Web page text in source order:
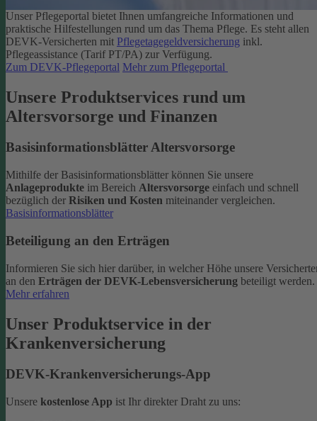
Unser Pflegeportal bietet Ihnen umfangreiche Informationen und
praktische Hilfestellungen rund um das Thema Pflege. Es steht allen
DEVK-Versicherten mit Pflegetagegeldversicherung inkl.
Pflegeassistance (Tarif PT/PA) zur Verfügung.
Zum DEVK-Pflegeportal Mehr zum Pflegeportal
Unsere Produktservices rund um
Altersvorsorge und Finanzen
Basisinformationsblätter Altersvorsorge
Mithilfe der Basisinformationsblätter können Sie unsere
Anlageprodukte im Bereich Altersvorsorge einfach und schnell
bezüglich der Risiken und Kosten miteinander vergleichen.
Basisinformationsblätter
Beteiligung an den Erträgen
Informieren Sie sich hier darüber, in welcher Höhe unsere
an den Erträgen der DEVK-Lebensversicherung beteiligt werden.
Mehr erfahren
Unser Produktservice in der
Krankenversicherung
DEVK-Krankenversicherungs-App
Unsere kostenlose App ist Ihr direkter Draht zu uns: